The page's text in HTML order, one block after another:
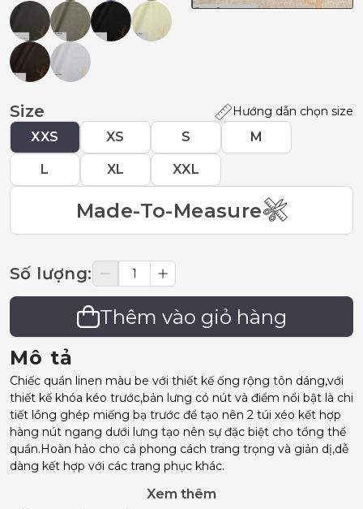
Size Hướng dẫn chọn size
XXS XS S M
L XL XXL
Made-To-Measure
Số lượng:
Thêm vào giỏ hàng
Mô tả
Chiếc quần linen màu be với thiết kế ống rộng tôn dáng,với
thiết kế khóa kéo trước,bản lưng có nút và điểm nổi bật là chi
tiết lồng ghép miếng bạ trước để tạo nên 2 túi xéo kết hợp
hàng nút ngang dưới lưng tạo nên sự đặc biệt cho tổng thể
quần.Hoàn hảo cho cả phong cách trang trọng và giản dị,dễ
dàng kết hợp với các trang phục khác.
Xem thêm